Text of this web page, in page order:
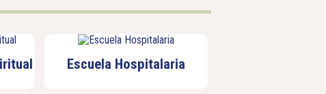
Escuela Hospitalaria